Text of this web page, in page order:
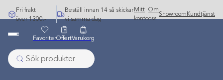
Hoppa
till
Fri frakt
över 1300:-
Beställ innan 14 så skickar
vi samma dag
Mitt
konto
Om
oss
Showroom Kundtjänst
FavoriterOffertVarukorg